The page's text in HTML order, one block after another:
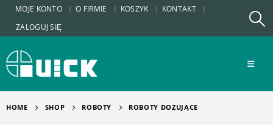
MOJE KONTO O FIRMIE KOSZYK
KONTAKT
ZALOGUJ SIĘ
HOME SHOP ROBOTY ROBOTY DOZUJĄCE